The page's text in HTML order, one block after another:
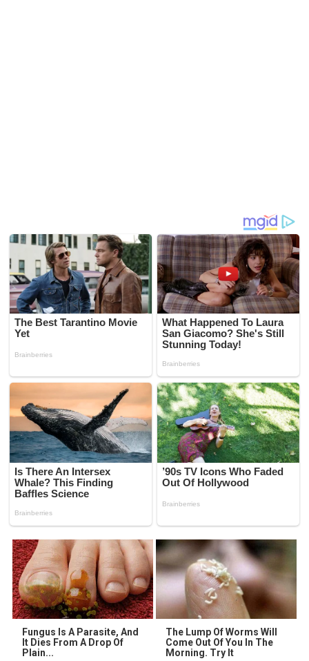
Fungus Is A Parasite, And
It Dies From A Drop Of
Plain...
The Lump Of Worms Will
Come Out Of You In The
Morning. Try It